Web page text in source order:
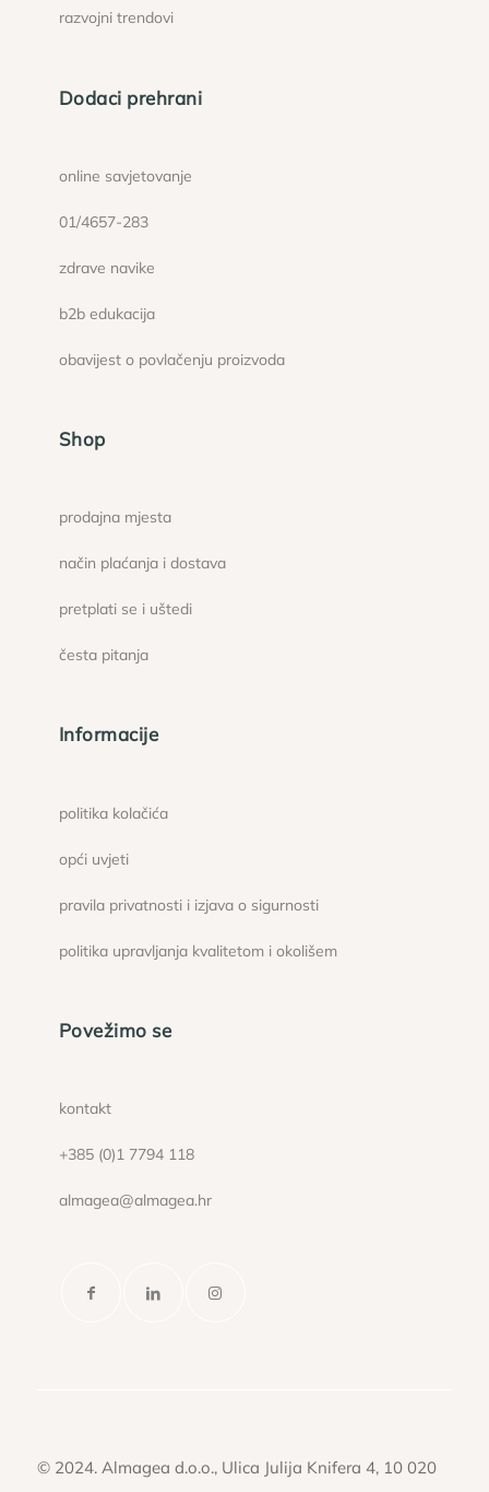
razvojni trendovi
Dodaci prehrani
online savjetovanje
01/4657-283
zdrave navike
b2b edukacija
obavijest o povlačenju proizvoda
Shop
prodajna mjesta
način plaćanja i dostava
pretplati se i uštedi
česta pitanja
Informacije
politika kolačića
opći uvjeti
pravila privatnosti i izjava o sigurnosti
politika upravljanja kvalitetom i okolišem
Povežimo se
kontakt
+385 (0)1 7794 118
almagea@almagea.hr
© 2024. Almagea d.o.o., Ulica Julija Knifera 4, 10 020